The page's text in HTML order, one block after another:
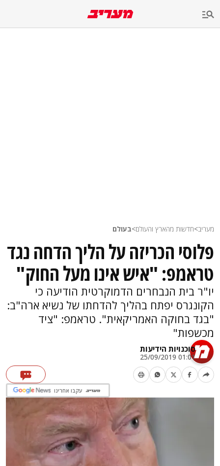
מעריב>חדשות מהארץ והעולם>בעולם
פלוסי הכריזה על הליך הדחה נגד
טראמפ: "איש אינו מעל החוק"
יו"ר בית הנבחרים הדמוקרטית הודיעה כי
הקונגרס יפתח בהליך להדחתו של נשיא ארה"ב:
"בגד בחוקה האמריקאית". טראמפ: "ציד
מכשפות"
סוכנויות הידיעות
01:01 25/09/2019
עקבו אחרינו